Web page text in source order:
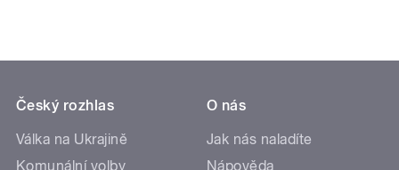
Český rozhlas
Válka na Ukrajině
Komunální volby
O nás
Jak nás naladíte
Nápověda